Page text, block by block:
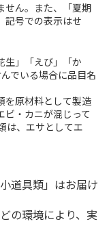
せん。また、「夏期
記号での表示はせ
生」「えび」「か
でいる場合に品目名
を原材料として製造
ビ・カニが混じって
は、エサとしてエ
道具類」はお届け
の環境により、実